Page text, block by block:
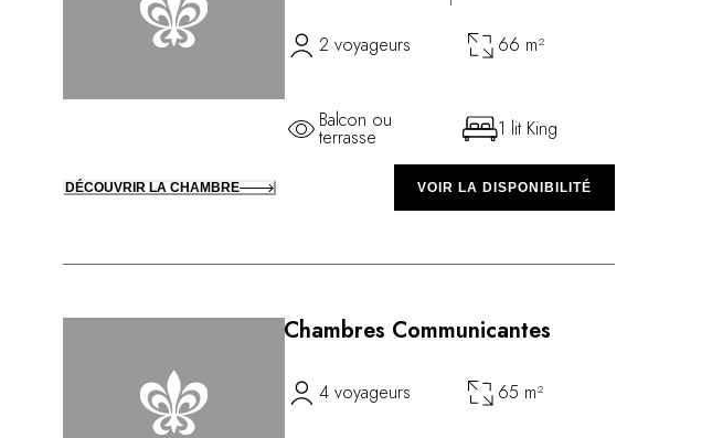
2 voyageurs 66 m²
Balcon ou
terrasse 1 lit King
DÉCOUVRIR LA CHAMBRE VOIR LA DISPONIBILITÉ
Chambres Communicantes
4 voyageurs 65 m²